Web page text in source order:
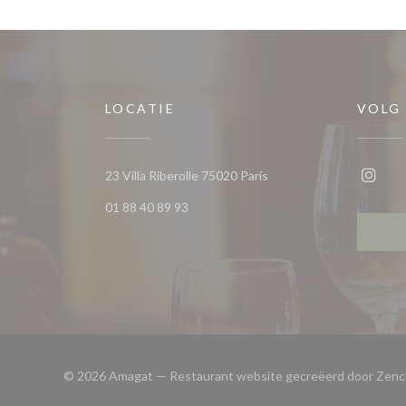
LOCATIE
23 Villa Riberolle 75020 Paris((opent in een nieuw
01 88 40 89 93
VOLG
© 2026 Amagat — Restaurant website gecreëerd door